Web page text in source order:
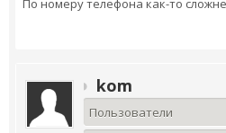
По номеру телефона как-то
kom
Пользователи